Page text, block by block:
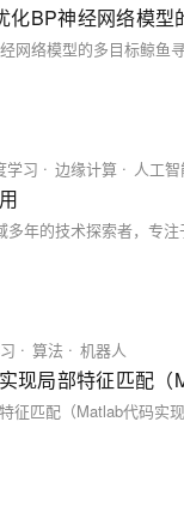
化BP神经网络模
网络模型的多目标鲸鱼
学习 边缘计算 人工
算法 机器人
现局部特征匹配（
征匹配（Matlab代码实